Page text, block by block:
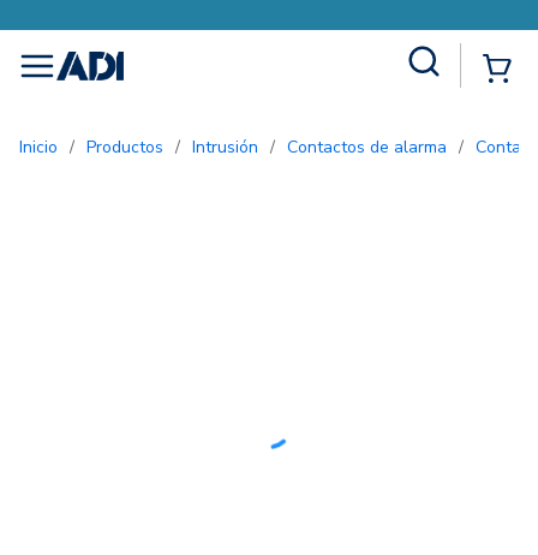
menu
Inicio / Productos / Intrusión / Contactos de alarma /